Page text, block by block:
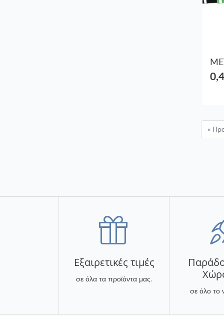
«
Εξαιρετικές τιμές
σε όλα τα προϊόντα μας.
σε όλο το